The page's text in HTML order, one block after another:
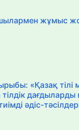
жұмыс
«Қазақ тілі
әдіс-